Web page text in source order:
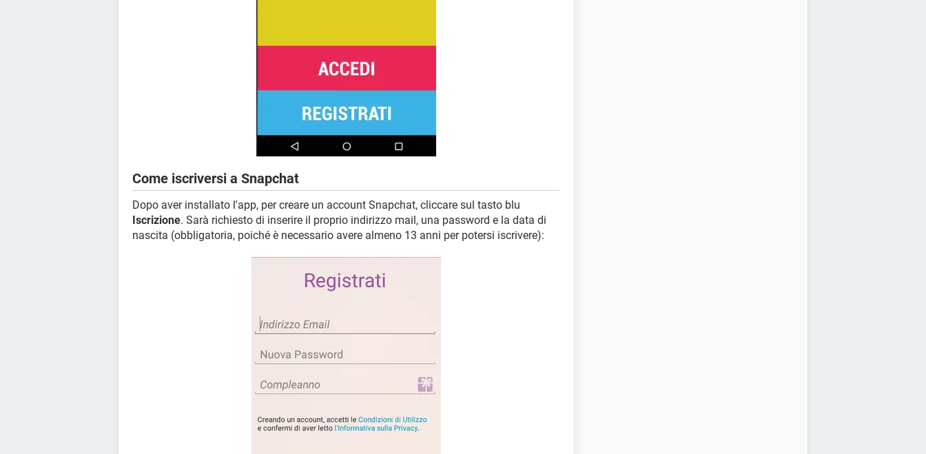
Come iscriversi a Snapchat
Dopo aver installato l'app, per creare un account Snapchat, cliccare sul tasto blu
Iscrizione. Sarà richiesto di inserire il proprio indirizzo mail, una password e la data di
nascita (obbligatoria, poiché è necessario avere almeno 13 anni per potersi iscrivere):